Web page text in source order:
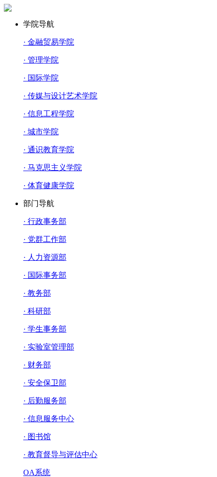
学院导航
· 金融贸易学院
· 管理学院
· 国际学院
· 传媒与设计艺术学院
· 信息工程学院
· 城市学院
· 通识教育学院
· 马克思主义学院
· 体育健康学院
部门导航
· 行政事务部
· 党群工作部
· 人力资源部
· 国际事务部
· 教务部
· 科研部
· 学生事务部
· 实验室管理部
· 财务部
· 安全保卫部
· 后勤服务部
· 信息服务中心
· 图书馆
· 教育督导与评估中心
OA系统